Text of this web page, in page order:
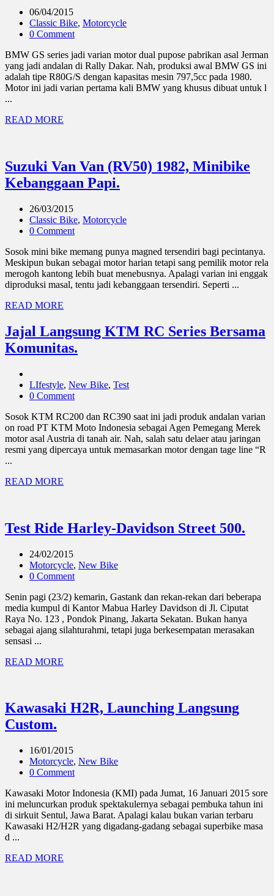
06/04/2015
Classic Bike, Motorcycle
0 Comment
BMW GS series jadi varian motor dual pupose pabrikan asal Jerman
yang jadi andalan di Rally Dakar. Nah, produksi awal BMW GS ini
adalah tipe R80G/S dengan kapasitas mesin 797,5cc pada 1980.
Motor ini jadi varian pertama kali BMW yang khusus dibuat untuk l
...
READ MORE
Suzuki Van Van (RV50) 1982, Minibike
Kebanggaan Papi.
26/03/2015
Classic Bike, Motorcycle
0 Comment
Sosok mini bike memang punya magned tersendiri bagi pecintanya.
Meskipun bukan sebagai motor harian tetapi sang pemilik motor rela
merogoh kantong lebih buat menebusnya. Apalagi varian ini enggak
diproduksi masal, tentu jadi kebanggaan tersendiri. Seperti ...
READ MORE
Jajal Langsung KTM RC Series Bersama
Komunitas.
LIfestyle, New Bike, Test
0 Comment
Sosok KTM RC200 dan RC390 saat ini jadi produk andalan varian
on road PT KTM Moto Indonesia sebagai Agen Pemegang Merek
motor asal Austria di tanah air. Nah, salah satu delaer atau jaringan
resmi yang dipercaya untuk memasarkan motor dengan tage line “R
...
READ MORE
Test Ride Harley-Davidson Street 500.
24/02/2015
Motorcycle, New Bike
0 Comment
Senin pagi (23/2) kemarin, Gastank dan rekan-rekan dari beberapa
media kumpul di Kantor Mabua Harley Davidson di Jl. Ciputat
Raya No. 123 , Pondok Pinang, Jakarta Sekatan. Bukan hanya
sebagai ajang silahturahmi, tetapi juga berkesempatan merasakan
sensasi ...
READ MORE
Kawasaki H2R, Launching Langsung
Custom.
16/01/2015
Motorcycle, New Bike
0 Comment
Kawasaki Motor Indonesia (KMI) pada Jumat, 16 Januari 2015 sore
ini meluncurkan produk spektakulernya sebagai pembuka tahun ini
di sirkuit Sentul, Jawa Barat. Apalagi kalau bukan varian terbaru
Kawasaki H2/H2R yang digadang-gadang sebagai superbike masa
d ...
READ MORE